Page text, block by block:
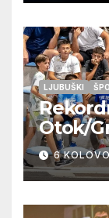
LJUBUŠKI
Otok/
Veljaci
6